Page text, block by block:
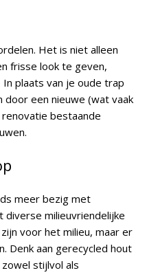
Het is niet alleen
frisse look te geven,
plaats van je oude trap
een nieuwe (wat vaak
bestaande
meer bezig met
diverse milieuvriendelijke
voor het milieu, maar er
Denk aan gerecycled hout
stijlvol als